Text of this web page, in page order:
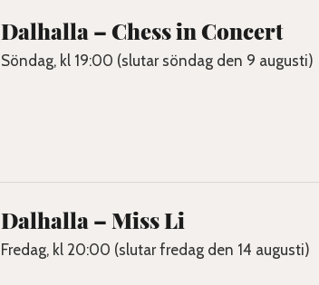
Dalhalla – Chess in Concert
Söndag, kl 19:00 (slutar söndag den 9 augusti)
Dalhalla – Miss Li
Fredag, kl 20:00 (slutar fredag den 14 augusti)